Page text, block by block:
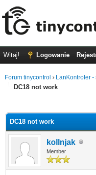
Witaj! Logowanie
Forum tinycontrol › LanKontroler
DC18 not work
DC18 not work
kollnjak
Member